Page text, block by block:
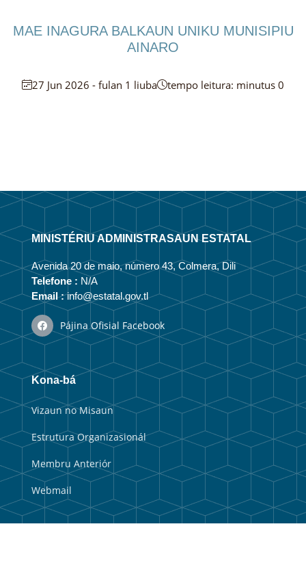
MAE INAGURA BALKAUN UNIKU MUNISIPIU
AINARO
27 Jun 2026 - fulan 1 liuba tempo leitura: minutus 0
MINISTÉRIU ADMINISTRASAUN ESTATAL
Avenida 20 de maio, número 43, Colmera, Dili
Telefone : N/A
Email :info@estatal.gov.tl
Pájina Ofisial Facebook
Kona-bá
Vizaun no Misaun
Estrutura Organizasionál
Membru Anteriór
Webmail